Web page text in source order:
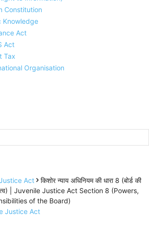
Constitution
Knowledge
Act
Act
Tax
Organisation
Act
किशोर न्याय अधिनियम की धारा 8 (बोर्ड की
| Juvenile Justice Act Section 8 (Powers,
of the Board)
Justice Act